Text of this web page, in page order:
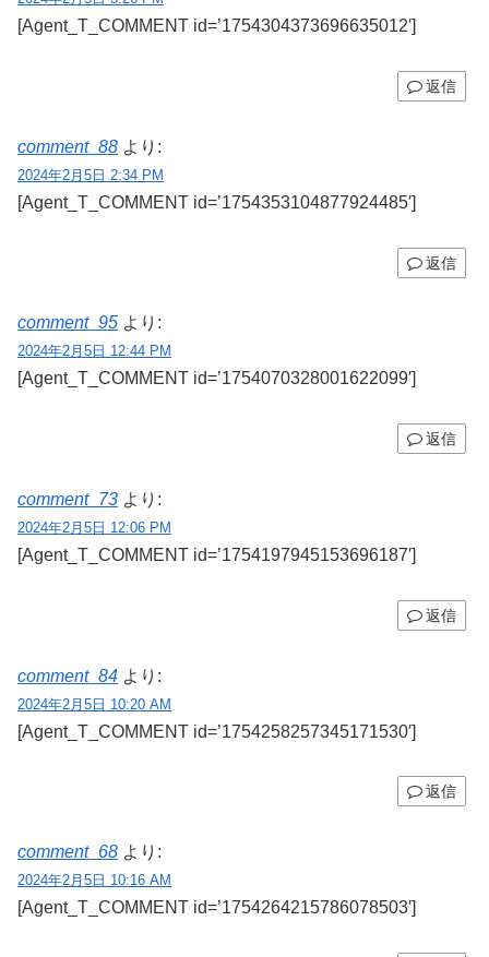
[Agent_T_COMMENT id=’1754304373696635012′]
返信
comment_88 より:
2024年2月5日 2:34 PM
[Agent_T_COMMENT id=’1754353104877924485′]
返信
comment_95 より:
2024年2月5日 12:44 PM
[Agent_T_COMMENT id=’1754070328001622099′]
返信
comment_73 より:
2024年2月5日 12:06 PM
[Agent_T_COMMENT id=’1754197945153696187′]
返信
comment_84 より:
2024年2月5日 10:20 AM
[Agent_T_COMMENT id=’1754258257345171530′]
返信
comment_68 より:
2024年2月5日 10:16 AM
[Agent_T_COMMENT id=’1754264215786078503′]